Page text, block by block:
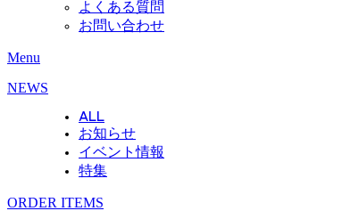
よくある質問
お問い合わせ
Menu
NEWS
ALL
お知らせ
イベント情報
特集
ORDER ITEMS